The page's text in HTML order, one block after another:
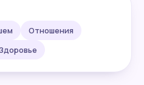
Отношения